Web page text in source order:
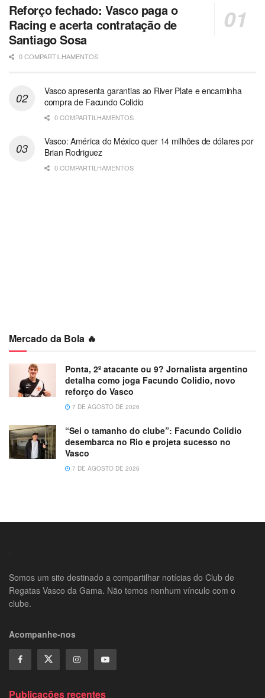
Reforço fechado: Vasco paga o
Racing e acerta contratação de
Santiago Sosa
0 COMPARTILHAMENTOS
Vasco apresenta garantias ao River Plate e encaminha
compra de Facundo Colidio
0 COMPARTILHAMENTOS
Vasco: América do México quer 14 milhões de dólares por
Brian Rodriguez
0 COMPARTILHAMENTOS
Mercado da Bola 🔥
Ponta, 2º atacante ou 9? Jornalista argentino
detalha como joga Facundo Colidio, novo
reforço do Vasco
7 DE AGOSTO DE 2026
“Sei o tamanho do clube”: Facundo Colidio
desembarca no Rio e projeta sucesso no
Vasco
7 DE AGOSTO DE 2026
Somos um site destinado a compartilhar notícias do Club de
Regatas Vasco da Gama. Não temos nenhum vínculo com o
clube.
Acompanhe-nos
Publicações recentes